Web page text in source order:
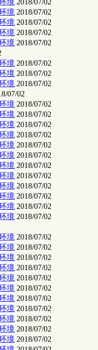
境 2018/07/02
境 2018/07/02
境 2018/07/02
境 2018/07/02
境 2018/07/02
境 2018/07/02
境 2018/07/02
07/02
境 2018/07/02
境 2018/07/02
境 2018/07/02
境 2018/07/02
境 2018/07/02
境 2018/07/02
境 2018/07/02
境 2018/07/02
境 2018/07/02
境 2018/07/02
境 2018/07/02
境 2018/07/02
境 2018/07/02
境 2018/07/02
境 2018/07/02
境 2018/07/02
境 2018/07/02
境 2018/07/02
境 2018/07/02
境 2018/07/02
境 2018/07/02
境 2018/07/02
境 2018/07/02